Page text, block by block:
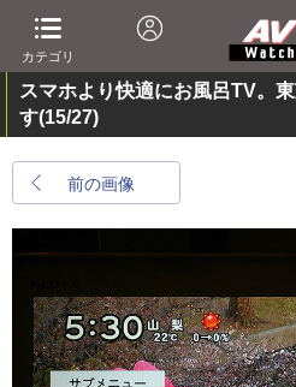
カテゴリ
スマホより快適にお風呂TV。
す(15/27)
前の画像